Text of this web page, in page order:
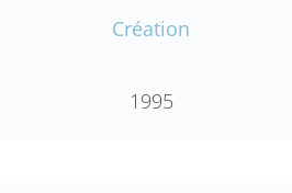
Création
1995